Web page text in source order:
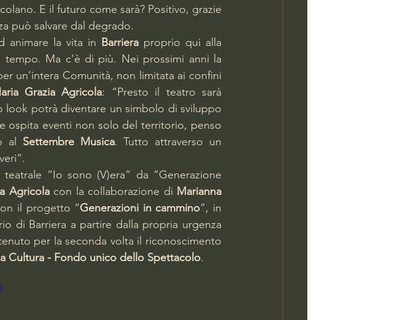
E il futuro come sarà? Positivo, grazie
può salvare dal degrado.
animare la vita in Barriera
Ma c’è di più. Nei prossimi anni la
un’intera Comunità, non limitata ai confini
Grazia Agricola: “Presto il teatro sarà
potrà diventare un simbolo di sviluppo
ospita eventi non solo del territorio, penso
al Settembre Musica. Tutto attraverso un
“Io sono (V)era” da “Generazione
Agricola con la collaborazione di Marianna
il progetto “Generazioni in cammino”, in
di Barriera a partire dalla propria urgenza
per la seconda volta il riconoscimento
Cultura - Fondo unico dello Spettacolo.